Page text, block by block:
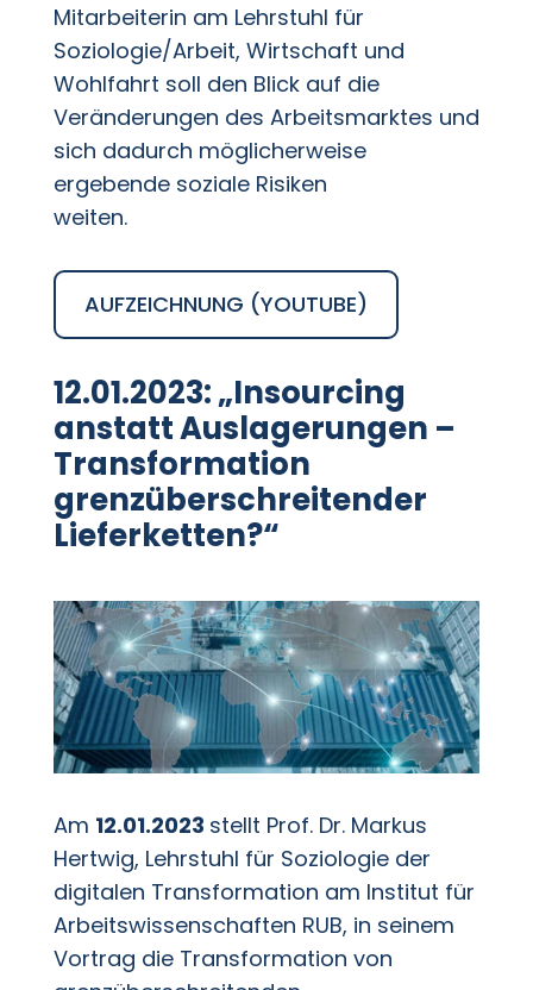
Mitarbeiterin am Lehrstuhl für
Soziologie/Arbeit, Wirtschaft und
Wohlfahrt soll den Blick auf die
Veränderungen des Arbeitsmarktes und
sich dadurch möglicherweise
ergebende soziale Risiken
weiten.
AUFZEICHNUNG (YOUTUBE)
12.01.2023: „Insourcing
anstatt Auslagerungen –
Transformation
grenzüberschreitender
Lieferketten?“
Am 12.01.2023 stellt Prof. Dr. Markus
Hertwig, Lehrstuhl für Soziologie der
digitalen Transformation am Institut für
Arbeitswissenschaften RUB, in seinem
Vortrag die Transformation von